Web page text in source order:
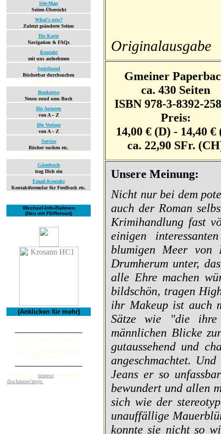
Site-Map
Seiten-Übersicht
What's new?
Zuletzt geänderte Seiten
Die Karte
Navigation & FAQs
Kontakt
mit uns aufnehmen
Spürhund
Bücherbar durchsuchen
Termine & Infos
Booknews
Neues rund ums Buch
Die Autoren
von A – Z
Die Verlage
von A – Z
Service
Bücher suchen etc.
Aktiv werden & Mitmachen
Gästebuch
trag Dich ein
Email-Kontakt
Kontaktformular für Feedback etc.
Wechsel-Info-Rahmen
(Neu mit F5/Reload)
(Anklicken für mehr)
Seit Februar 2004 haben
Leser die aktuellen Bücherbar-
Seiten besucht.
copyright by timtext/buecherbar
disclaimer/impr.
Originalausgabe
Gmeiner
ca. 430 Seiten
ISBN 978-3-8392-
Preis:
14,00 € (D) - 14,40 €
ca. 22,90 SFr.
Unsere Meinung:
Nicht nur bei dem
auch der Roman
Krimihandlung fast
einigen
blumigen Meer von
Drumherum unter,
alle Ehre machen
bildschön, tragen
ihr Makeup ist auch
Sätze wie "die ihre
männlichen Blicke
gutaussehend und
angeschmachtet.
Jeans er so
bewundert und allen
sich wie der
unauffällige
konnte sie nicht so